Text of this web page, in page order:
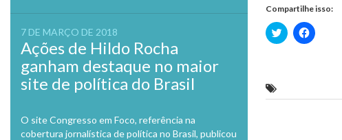
7 DE MARÇO DE 2018
Ações de Hildo Rocha
ganham destaque no maior
site de política do Brasil
O site Congresso em Foco, referência na
cobertura jornalística de política no Brasil, publicou
Compartilhe isso:
Clique
para
Clique
para